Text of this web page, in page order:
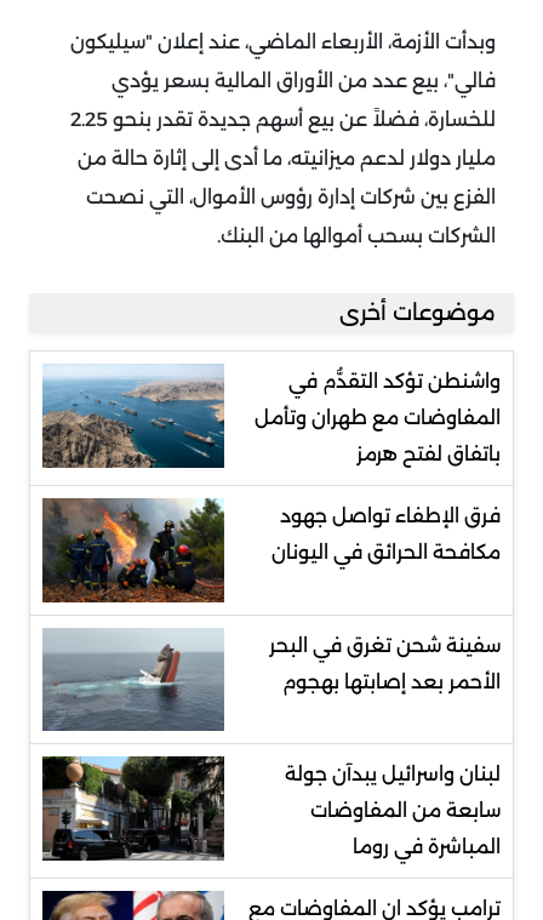
وبدأت الأزمة، الأربعاء الماضي، عند إعلان "سيليكون
فالي"، بيع عدد من الأوراق المالية بسعر يؤدي
للخسارة، فضلاً عن بيع أسهم جديدة تقدر بنحو 2.25
مليار دولار لدعم ميزانيته، ما أدى إلى إثارة حالة من
الفزع بين شركات إدارة رؤوس الأموال، التي نصحت
الشركات بسحب أموالها من البنك.
موضوعات أخرى
واشنطن تؤكد التقدُّم في
المفاوضات مع طهران وتأمل
باتفاق لفتح هرمز
فرق الإطفاء تواصل جهود
مكافحة الحرائق في اليونان
سفينة شحن تغرق في البحر
الأحمر بعد إصابتها بهجوم
لبنان واسرائيل يبدآن جولة
سابعة من المفاوضات
المباشرة في روما
ترامب يؤكد ان المفاوضات مع